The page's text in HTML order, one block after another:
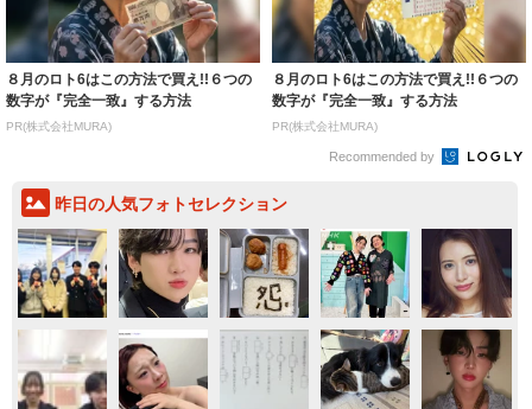
８月のロト6はこの方法で買え!!６つの
数字が『完全一致』する方法
PR(株式会社MURA)
８月のロト6はこの方法で買え!!６つの
数字が『完全一致』する方法
PR(株式会社MURA)
Recommended by
昨日の人気フォトセレクション